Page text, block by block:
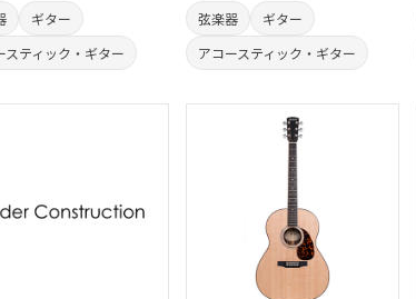
ギター
スティック・ギター
弦楽器
ギター
アコースティック・ギター